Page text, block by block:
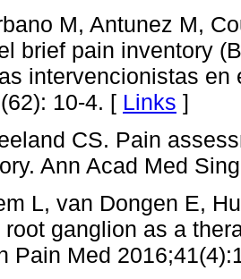
M, Antunez M,
brief pain inventory
intervencionistas en
10-4. [ Links ]
CS. Pain
Ann Acad Med
L, van Dongen E,
root ganglion as a
Pain Med